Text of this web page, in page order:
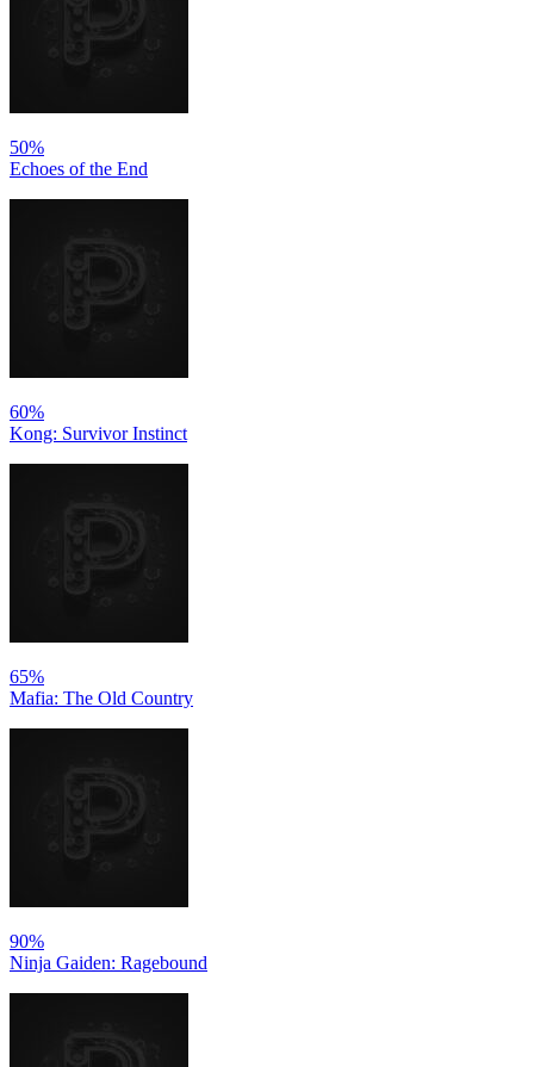
50%
Echoes of the End
60%
Kong: Survivor Instinct
65%
Mafia: The Old Country
90%
Ninja Gaiden: Ragebound